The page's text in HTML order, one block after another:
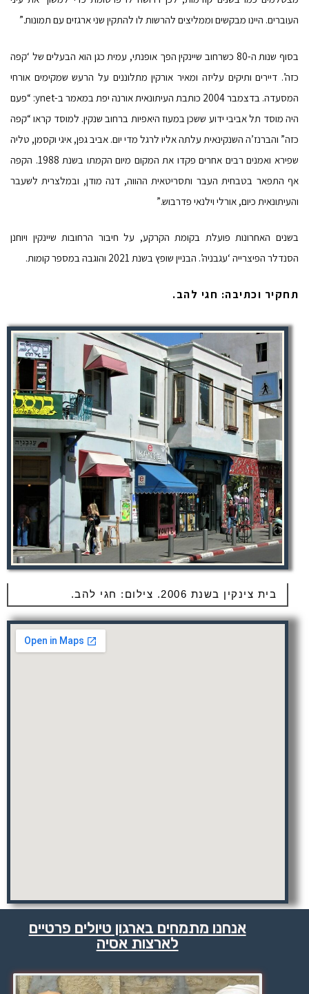
העוברים. היינו מבקשים וממליצים להרשות לו להתקין שני ארגזים עם תמונות.”
בסוף שנות ה-80 כשרחוב שיינקין הפך אופנתי, עמית כגן הוא הבעלים של ‘קפה
כזה’. דיירים ותיקים עליזה ומאיר אורקין מתלוננים על הרעש שמקימים אורחי
המסעדה. בדצמבר 2004 כותבת העיתונאית אורנה יפת במאמר ב-ynet: “פעם
היה מוסד תל אביבי ידוע ששכן במעוז היאפיות ברחוב שנקין. למוסד קראו “קפה
כזה” והברנז’ה השנקינאית עלתה אליו לרגל מדי יום. אביב גפן, איגי וקסמן, טליה
שפירא ואמנים רבים אחרים פקדו את המקום מיום הקמתו בשנת 1988. הקפה
אף התפאר בטבחית העבר ותסריטאית ההווה, דנה מודן, ובמלצרית לשעבר
והעיתונאית כיום, אורלי וילנאי פדרבוש.”
בשנים האחרונות פועלת בקומת הקרקע, על חיבור הרחובות שיינקין ויוחנן
הסנדלר הפיצרייה ‘עגבניה’. הבניין שופץ בשנת 2021 והוגבה במספר קומות.
תחקיר וכתיבה: חגי להב.
בית צינקין בשנת 2006. צילום: חגי להב.
אנחנו מתמחים בארגון טיולים פרטיים
לארצות אסיה